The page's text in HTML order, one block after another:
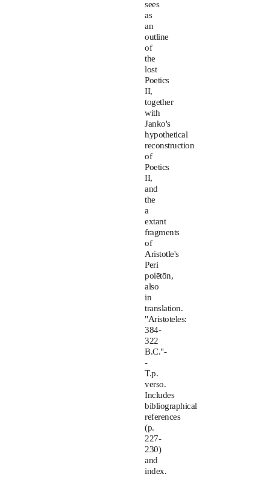
sees
as
an
outline
of
the
lost
Poetics
II,
together
with
Janko's
hypothetical
reconstruction
of
Poetics
II,
and
the
a
extant
fragments
of
Aristotle's
Peri
poiētōn,
also
in
translation.
"Aristoteles:
384-
322
B.C."-
-
T.p.
verso.
Includes
bibliographical
references
(p.
227-
230)
and
index.